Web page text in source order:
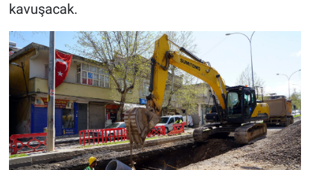
kavuşacak.